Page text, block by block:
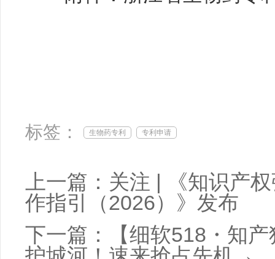
标签： 生物药专利 专利申请
上一篇： 关注 | 《知识产
作指引（2026）》发布
下一篇：
【细软518・知